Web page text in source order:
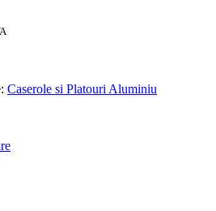
Caserole si Platouri Aluminiu